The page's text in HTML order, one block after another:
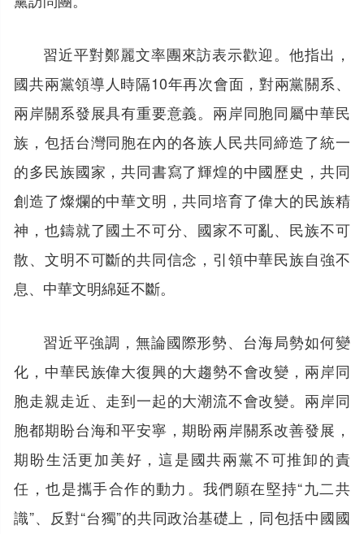
習近平對鄭麗文率團來訪表示歡迎。他指出，
國共兩黨領導人時隔10年再次會面，對兩黨關系、
兩岸關系發展具有重要意義。兩岸同胞同屬中華民
族，包括台灣同胞在內的各族人民共同締造了統一
的多民族國家，共同書寫了輝煌的中國歷史，共同
創造了燦爛的中華文明，共同培育了偉大的民族精
神，也鑄就了國土不可分、國家不可亂、民族不可
散、文明不可斷的共同信念，引領中華民族自強不
息、中華文明綿延不斷。
習近平強調，無論國際形勢、台海局勢如何變
化，中華民族偉大復興的大趨勢不會改變，兩岸同
胞走親走近、走到一起的大潮流不會改變。兩岸同
胞都期盼台海和平安寧，期盼兩岸關系改善發展，
期盼生活更加美好，這是國共兩黨不可推卸的責
任，也是攜手合作的動力。我們願在堅持“九二共
識”、反對“台獨”的共同政治基礎上，同包括中國國